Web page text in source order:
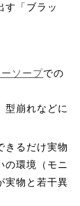
す「ブラッ
ソープでの
型崩れなどに
きるだけ実物
の環境（モニ
実物と若干異